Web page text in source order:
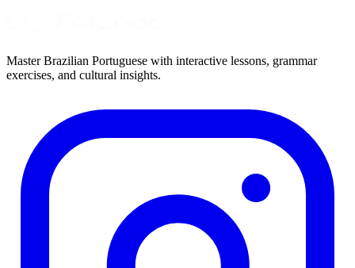
Master Brazilian Portuguese with interactive lessons, grammar
exercises, and cultural insights.